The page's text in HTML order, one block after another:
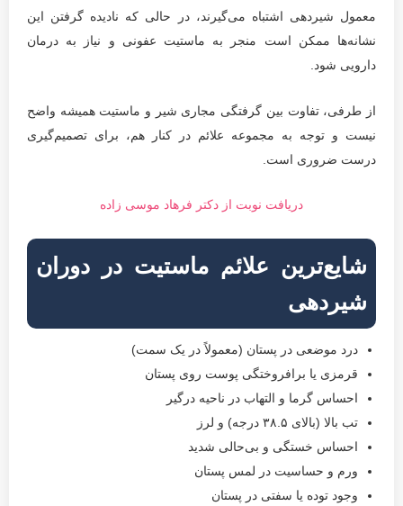
معمول شیردهی اشتباه می‌گیرند، در حالی که نادیده گرفتن این
نشانه‌ها ممکن است منجر به ماستیت عفونی و نیاز به درمان
دارویی شود.
از طرفی، تفاوت بین گرفتگی مجاری شیر و ماستیت همیشه واضح
نیست و توجه به مجموعه علائم در کنار هم، برای تصمیم‌گیری
درست ضروری است.
دریافت نوبت از دکتر فرهاد موسی زاده
شایع‌ترین علائم ماستیت در دوران
شیردهی
درد موضعی در پستان (معمولاً در یک سمت)
قرمزی یا برافروختگی پوست روی پستان
احساس گرما و التهاب در ناحیه درگیر
تب بالا (بالای ۳۸.۵ درجه) و لرز
احساس خستگی و بی‌حالی شدید
ورم و حساسیت در لمس پستان
وجود توده یا سفتی در پستان